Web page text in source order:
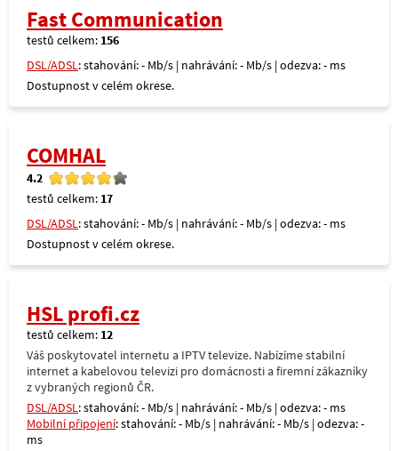
Fast Communication
testů celkem: 156
DSL/ADSL: stahování: - Mb/s | nahrávání: - Mb/s | odezva: - ms
Dostupnost v celém okrese.
COMHAL
4.2
testů celkem: 17
DSL/ADSL: stahování: - Mb/s | nahrávání: - Mb/s | odezva: - ms
Dostupnost v celém okrese.
HSL profi.cz
testů celkem: 12
Váš poskytovatel internetu a IPTV televize. Nabízíme stabilní
internet a kabelovou televizi pro domácnosti a firemní zákazníky
z vybraných regionů ČR.
DSL/ADSL: stahování: - Mb/s | nahrávání: - Mb/s | odezva: - ms
Mobilní připojení: stahování: - Mb/s | nahrávání: - Mb/s | odezva: -
ms